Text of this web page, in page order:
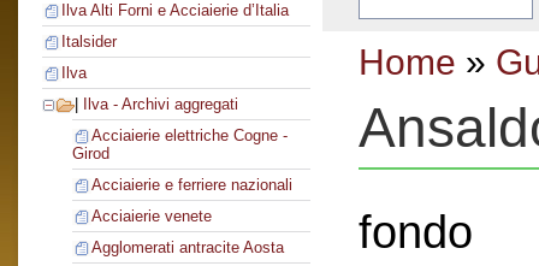
Ilva Alti Forni e Acciaierie d’Italia
Italsider
Ilva
Ilva - Archivi aggregati
Acciaierie elettriche Cogne -
Girod
Acciaierie e ferriere nazionali
Acciaierie venete
Agglomerati antracite Aosta
Home »
fondo